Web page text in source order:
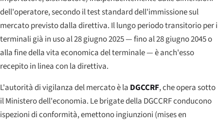
dell'operatore, secondo il test standard dell'immissione sul
mercato previsto dalla direttiva. Il lungo periodo transitorio per i
terminali già in uso al 28 giugno 2025 — fino al 28 giugno 2045 o
alla fine della vita economica del terminale — è anch'esso
recepito in linea con la direttiva.
L'autorità di vigilanza del mercato è la DGCCRF, che opera sotto
il Ministero dell'economia. Le brigate della DGCCRF conducono
ispezioni di conformità, emettono ingiunzioni (mises en